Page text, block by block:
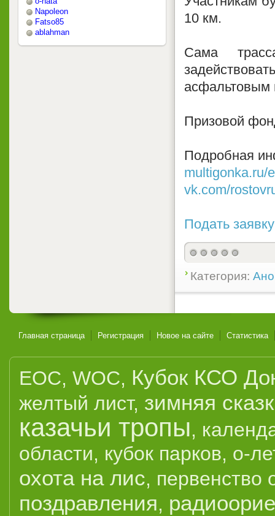
10 км.
Сама
асфальтовым
Призовой
Подробная
multigonka.ru/
vk.com/
Подать
Категория:
Napoleon
Fatso85
ablahman
Главная страница Регистрация Новое на сайте Статистика
EOC, WOC, Кубок КСО
желтый лист, зимняя
казачьи тропы,
области, кубок парков, о-
охота на лис, первенство
поздравления,